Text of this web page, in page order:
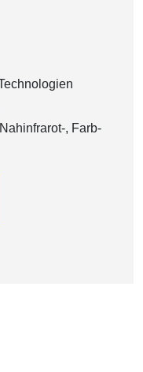
, Farb-